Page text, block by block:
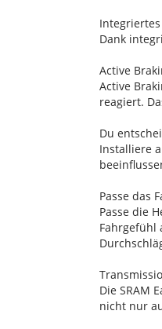
Dank
Active
Active
reagiert.
Du
Installiere
Passe das
Passe die
Fahrgefühl
Die SRAM
nicht nur